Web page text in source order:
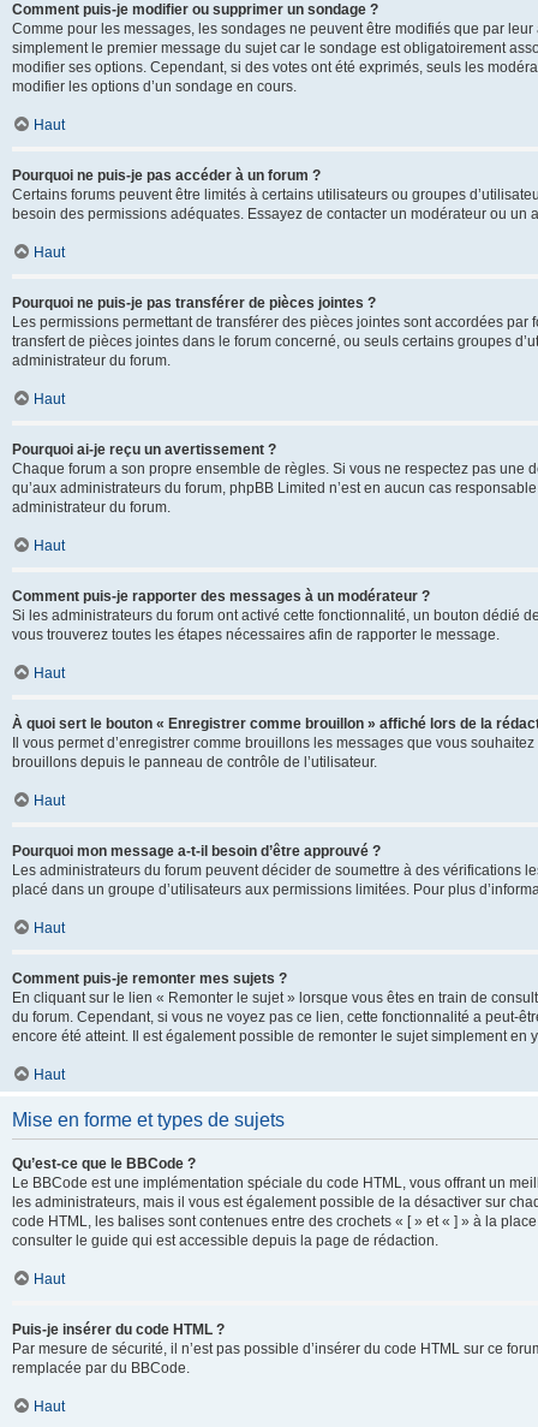
Comment puis-je modifier ou supprimer un sondage ?
Comme pour les messages, les sondages ne peuvent être modifiés que par
simplement le premier message du sujet car le sondage est obligatoirement
modifier ses options. Cependant, si des votes ont été exprimés, seuls les
modifier les options d’un sondage en cours.
Haut
Pourquoi ne puis-je pas accéder à un forum ?
Certains forums peuvent être limités à certains utilisateurs ou groupes
besoin des permissions adéquates. Essayez de contacter un modérateur ou
Haut
Pourquoi ne puis-je pas transférer de pièces jointes ?
Les permissions permettant de transférer des pièces jointes sont accordées
transfert de pièces jointes dans le forum concerné, ou seuls certains groupes
administrateur du forum.
Haut
Pourquoi ai-je reçu un avertissement ?
Chaque forum a son propre ensemble de règles. Si vous ne respectez pas une
qu’aux administrateurs du forum, phpBB Limited n’est en aucun cas
administrateur du forum.
Haut
Comment puis-je rapporter des messages à un modérateur ?
Si les administrateurs du forum ont activé cette fonctionnalité, un bouton dédié
vous trouverez toutes les étapes nécessaires afin de rapporter le message.
Haut
À quoi sert le bouton « Enregistrer comme brouillon » affiché lors de la
Il vous permet d’enregistrer comme brouillons les messages que vous
brouillons depuis le panneau de contrôle de l’utilisateur.
Haut
Pourquoi mon message a-t-il besoin d’être approuvé ?
Les administrateurs du forum peuvent décider de soumettre à des vérifications
placé dans un groupe d’utilisateurs aux permissions limitées. Pour plus
Haut
Comment puis-je remonter mes sujets ?
En cliquant sur le lien « Remonter le sujet » lorsque vous êtes en train de
du forum. Cependant, si vous ne voyez pas ce lien, cette fonctionnalité a peut-
encore été atteint. Il est également possible de remonter le sujet simplement
Haut
Mise en forme et types de sujets
Qu’est-ce que le BBCode ?
Le BBCode est une implémentation spéciale du code HTML, vous offrant un
les administrateurs, mais il vous est également possible de la désactiver sur
code HTML, les balises sont contenues entre des crochets « [ » et « ] » à la
consulter le guide qui est accessible depuis la page de rédaction.
Haut
Puis-je insérer du code HTML ?
Par mesure de sécurité, il n’est pas possible d’insérer du code HTML sur ce
remplacée par du BBCode.
Haut